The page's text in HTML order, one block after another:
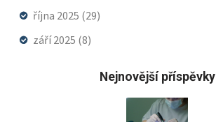
října 2025 (29)
září 2025 (8)
Nejnovější příspěvky